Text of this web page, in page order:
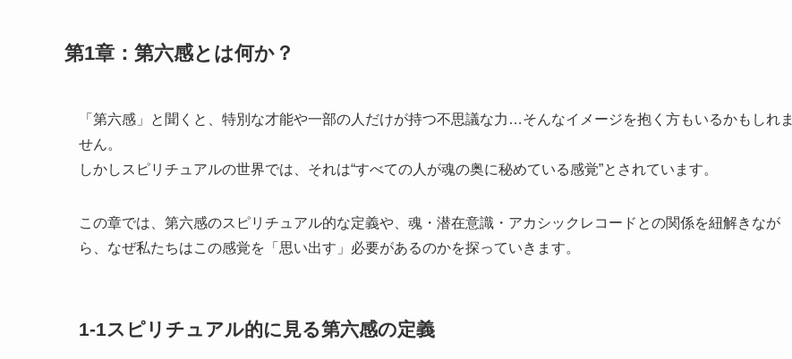
第1章：第六感とは何か？
「第六感」と聞くと、特別な才能や一部の人だけが持つ不思議な力…そんなイメージを抱く方もいるかもしれま
せん。
しかしスピリチュアルの世界では、それは“すべての人が魂の奥に秘めている感覚”とされています。
この章では、第六感のスピリチュアル的な定義や、魂・潜在意識・アカシックレコードとの関係を紐解きなが
ら、なぜ私たちはこの感覚を「思い出す」必要があるのかを探っていきます。
1-1スピリチュアル的に見る第六感の定義